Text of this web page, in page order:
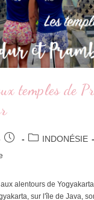
temples de
INDONÉSIE
alentours de
sur l'île de Java,